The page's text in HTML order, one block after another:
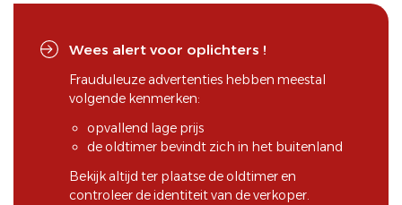
Wees alert voor oplichters !
Frauduleuze advertenties hebben meestal
volgende kenmerken:
opvallend lage prijs
de oldtimer bevindt zich in het buitenland
Bekijk altijd ter plaatse de oldtimer en
controleer de identiteit van de verkoper.